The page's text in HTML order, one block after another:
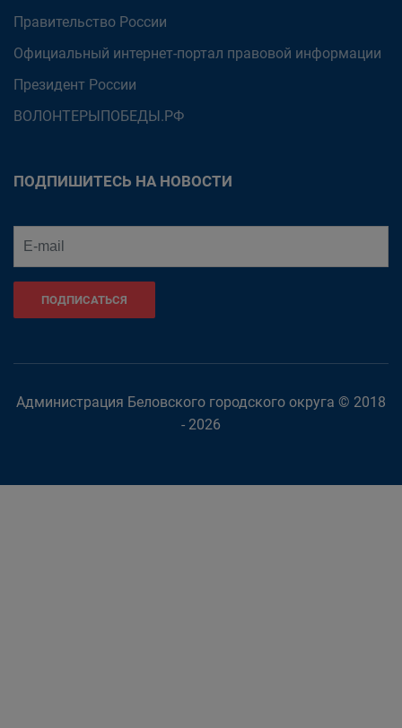
Правительство России
Официальный интернет-портал правовой информации
Президент России
ВОЛОНТЕРЫПОБЕДЫ.РФ
ПОДПИШИТЕСЬ НА НОВОСТИ
ПОДПИСАТЬСЯ
Администрация Беловского городского округа © 2018
- 2026